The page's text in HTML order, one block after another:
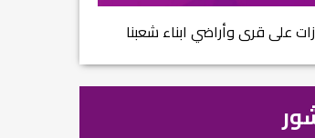
على قرى وأراضي ابناء شعبنا